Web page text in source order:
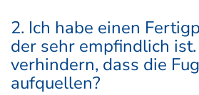
2. Ich habe einen
der sehr empfindlich
verhindern, dass die
aufquellen?